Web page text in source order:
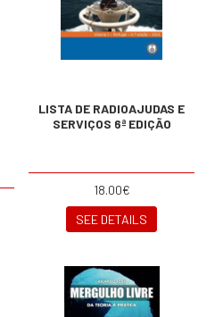
LISTA DE RADIOAJUDAS E
SERVIÇOS 6ª EDIÇÃO
18.00€
SEE DETAILS